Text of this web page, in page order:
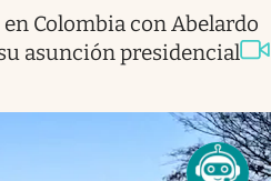
Colombia con Abelardo
asunción presidencial